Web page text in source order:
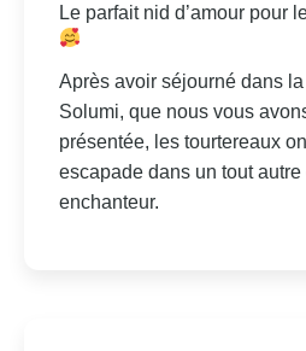
Le parfait nid d’amour pour
Après avoir séjourné dans
Solumi, que nous vous
présentée, les tourtereaux
escapade dans un tout
enchanteur.